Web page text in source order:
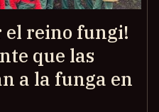
el reino fungi!
que las
a la funga en